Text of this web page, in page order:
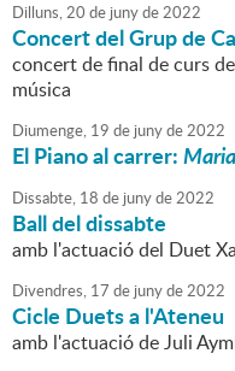
Dilluns,20 de junyde2022
Concert del Grup de
concert de final de curs
música
Diumenge, 19 de junyde2022
El Piano al carrer:
Dissabte, 18 de junyde2022
Ball del dissabte
amb l'actuació del Duet
Divendres, 17 de junyde2022
Cicle Duets a l'Ateneu
amb l'actuació de Juli